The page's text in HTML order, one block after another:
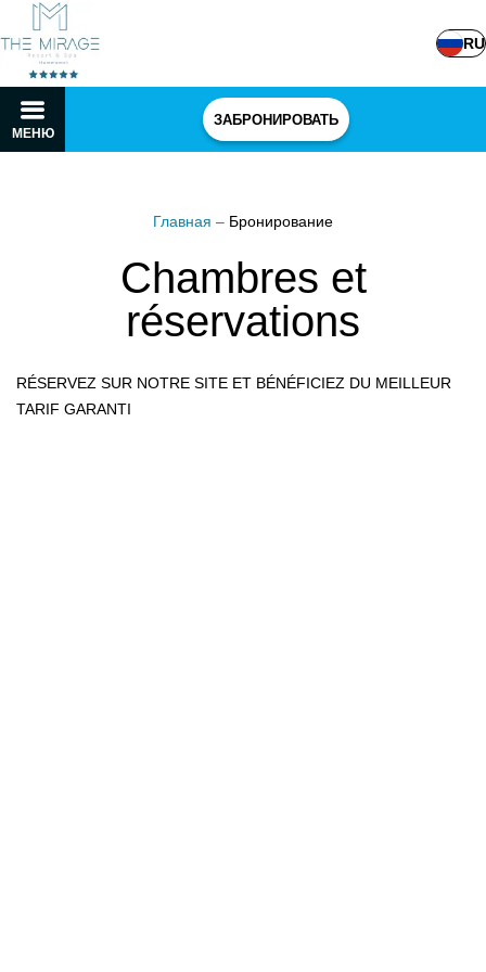
RU
МЕНЮ
ЗАБРОНИРОВАТЬ
Главная – Бронирование
Chambres et
réservations
RÉSERVEZ SUR NOTRE SITE ET BÉNÉFICIEZ DU MEILLEUR
TARIF GARANTI